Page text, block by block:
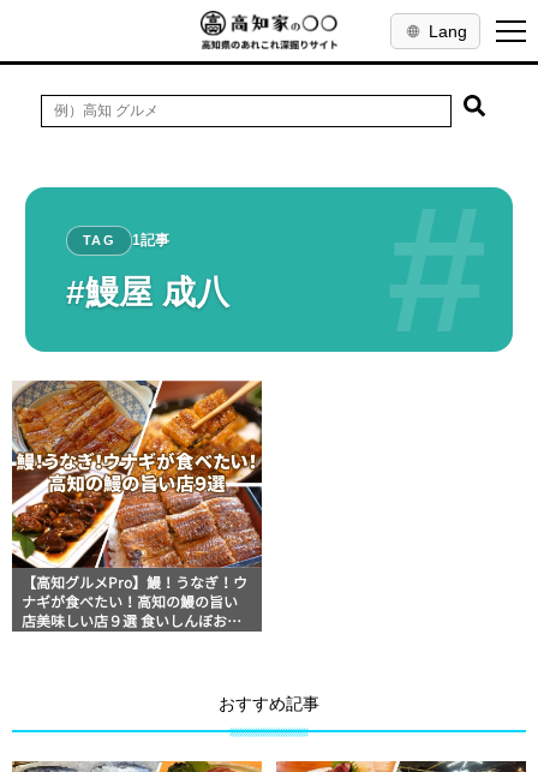
Lang
#
TAG 1記事
#鰻屋 成八
【高知グルメPro】鰻！うなぎ！ウ
ナギが食べたい！高知の鰻の旨い
店美味しい店９選 食いしんぼおじ
おすすめ記事